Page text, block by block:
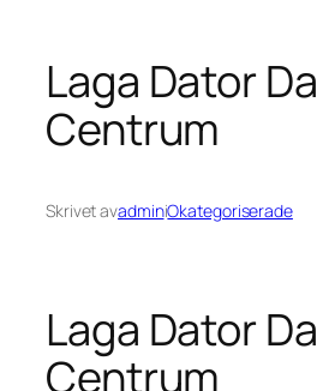
Laga Dator
Centrum
Skrivet avadminiOkategoriserade
Laga Dator
Centrum